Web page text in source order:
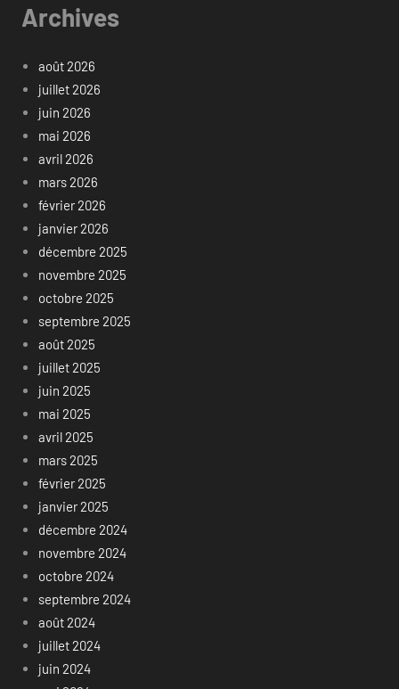
Archives
août 2026
juillet 2026
juin 2026
mai 2026
avril 2026
mars 2026
février 2026
janvier 2026
décembre 2025
novembre 2025
octobre 2025
septembre 2025
août 2025
juillet 2025
juin 2025
mai 2025
avril 2025
mars 2025
février 2025
janvier 2025
décembre 2024
novembre 2024
octobre 2024
septembre 2024
août 2024
juillet 2024
juin 2024